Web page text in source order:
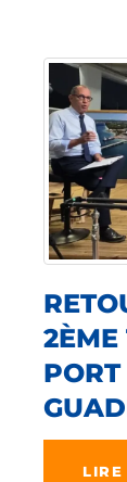
2ÈME
LIRE